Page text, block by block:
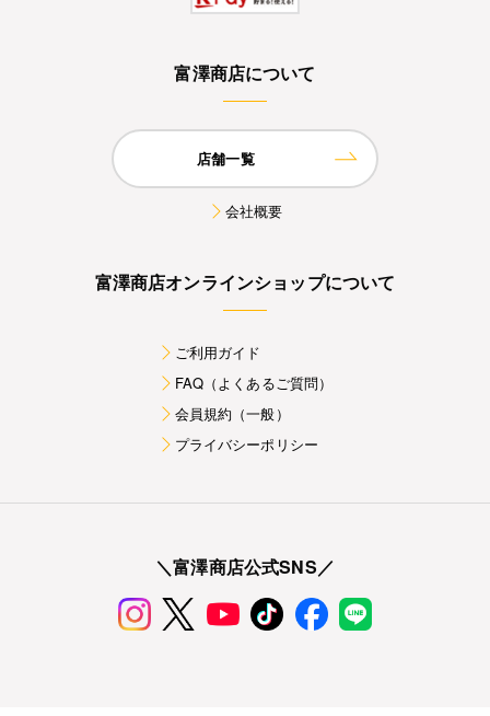
富澤商店について
店舗一覧
会社概要
富澤商店オンラインショップについて
ご利用ガイド
FAQ（よくあるご質問）
会員規約（一般）
プライバシーポリシー
＼富澤商店公式SNS／